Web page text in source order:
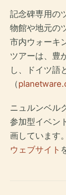
記念碑専用の
物館や地元の
市内ウォーキ
ツアーは、豊
し、ドイツ語
（
ニュルンベル
参加型イベン
画しています
ウェブサイト